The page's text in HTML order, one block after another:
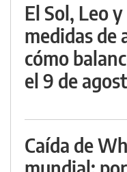
El Sol, Leo
medidas de
cómo
el 9 de
Caída de